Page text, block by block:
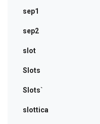
sep1
sep2
slot
Slots
Slots`
slottica